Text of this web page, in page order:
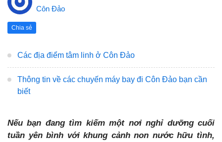
Côn Đảo
Chia sẻ
Các địa điểm tâm linh ở Côn Đảo
Thông tin về các chuyến máy bay đi Côn Đảo bạn cần
biết
Nếu bạn đang tìm kiếm một nơi nghỉ dưỡng cuối
tuần yên bình với khung cảnh non nước hữu tình,